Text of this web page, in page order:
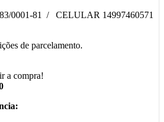
0001-81 / CELULAR 14997460571
de parcelamento.
a compra!